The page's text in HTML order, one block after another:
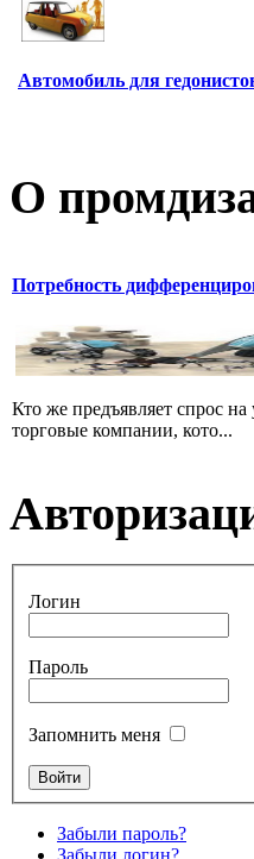
Автомобиль для
О
Потребность
Кто же предъявляет спрос
торговые компании, кото...
Логин
Пароль
Запомнить меня
Забыли пароль?